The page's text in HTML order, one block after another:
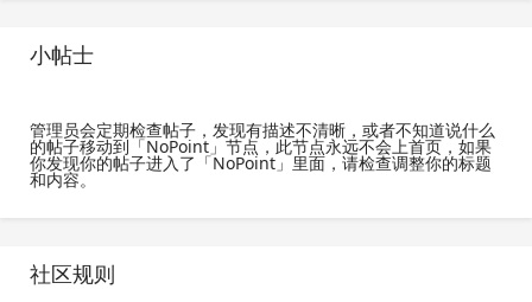
小帖士
管理员会定期检查帖子，发现有描述不清晰，或者不知道说什么
的帖子移动到「NoPoint」节点，此节点永远不会上首页，如果
你发现你的帖子进入了「NoPoint」里面，请检查调整你的标题
和内容。
社区规则